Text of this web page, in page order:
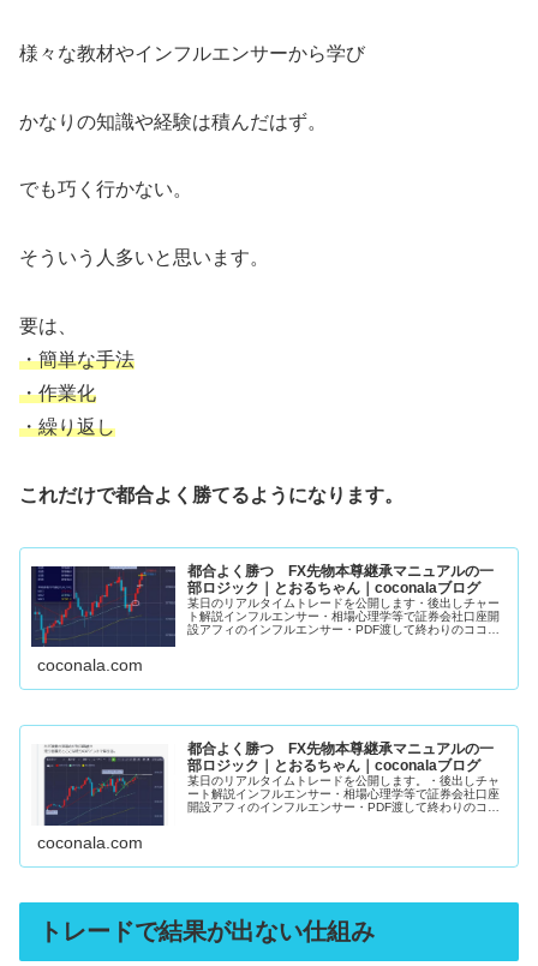
様々な教材やインフルエンサーから学び
かなりの知識や経験は積んだはず。
でも巧く行かない。
そういう人多いと思います。
要は、
・簡単な手法
・作業化
・繰り返し
これだけで都合よく勝てるようになります。
都合よく勝つ FX先物本尊継承マニュアルの一
部ロジック｜とおるちゃん｜coconalaブログ
某日のリアルタイムトレードを公開します・後出しチャー
ト解説インフルエンサー・相場心理学等で証券会社口座開
設アフィのインフルエンサー・PDF渡して終わりのココナ
coconala.com
都合よく勝つ FX先物本尊継承マニュアルの一
部ロジック｜とおるちゃん｜coconalaブログ
某日のリアルタイムトレードを公開します。・後出しチャ
ート解説インフルエンサー・相場心理学等で証券会社口座
開設アフィのインフルエンサー・PDF渡して終わりのココ
coconala.com
トレードで結果が出ない仕組み